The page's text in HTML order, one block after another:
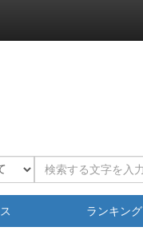
ランキング